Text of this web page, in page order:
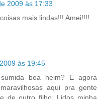
2009 às 17:33
mais lindas!!! Amei!!!!
às 19:45
boa heim? E agora
aqui pra gente